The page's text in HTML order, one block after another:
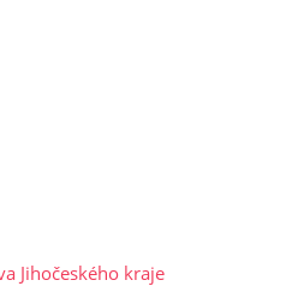
Jihočeského kraje